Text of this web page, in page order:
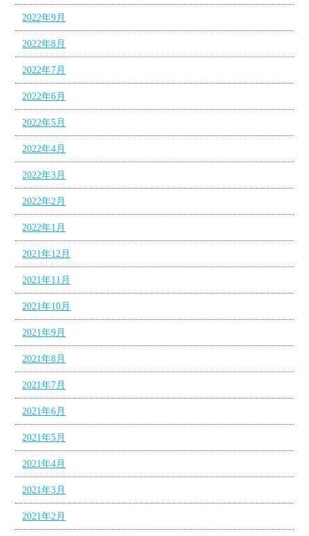
2022年9月
2022年8月
2022年7月
2022年6月
2022年5月
2022年4月
2022年3月
2022年2月
2022年1月
2021年12月
2021年11月
2021年10月
2021年9月
2021年8月
2021年7月
2021年6月
2021年5月
2021年4月
2021年3月
2021年2月